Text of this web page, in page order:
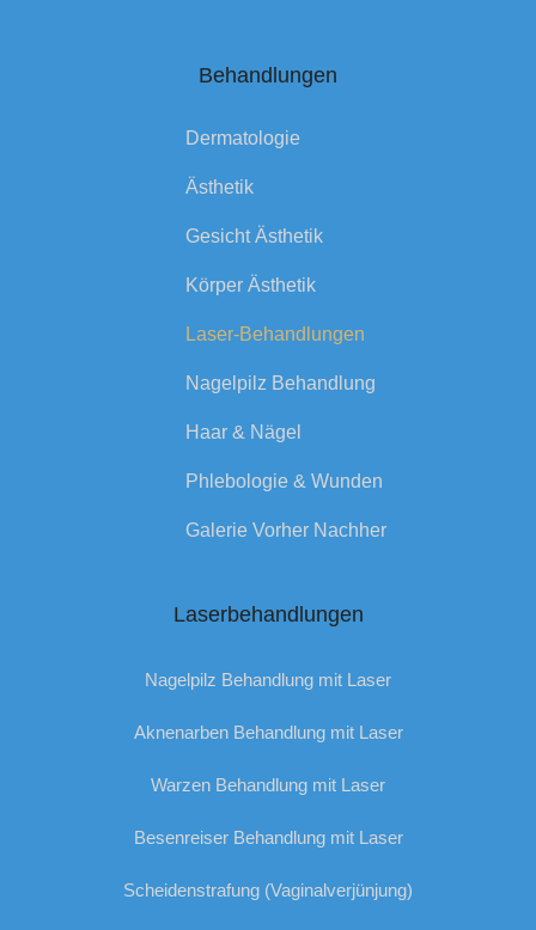
Behandlungen
Dermatologie
Ästhetik
Gesicht Ästhetik
Körper Ästhetik
Laser-Behandlungen
Nagelpilz Behandlung
Haar & Nägel
Phlebologie & Wunden
Galerie Vorher Nachher
Laserbehandlungen
Nagelpilz Behandlung mit Laser
Aknenarben Behandlung mit Laser
Warzen Behandlung mit Laser
Besenreiser Behandlung mit Laser
Scheidenstrafung (Vaginalverjünjung)